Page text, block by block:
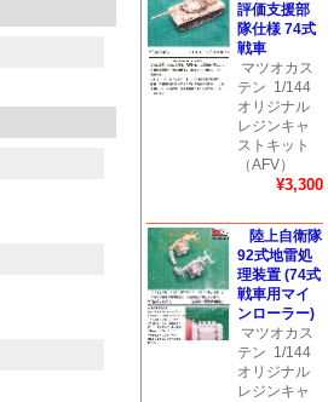
評価支援部
隊仕様 74式
戦車
マツオカス
テン 1/144
オリジナル
レジンキャ
ストキット
（AFV）
¥3,300
陸上自衛隊
92式地雷処
理装置 (74式
戦車用マイ
ンローラー)
マツオカス
テン 1/144
オリジナル
レジンキャ